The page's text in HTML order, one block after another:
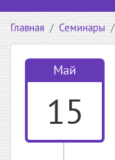
Главная Семинары
Май
15